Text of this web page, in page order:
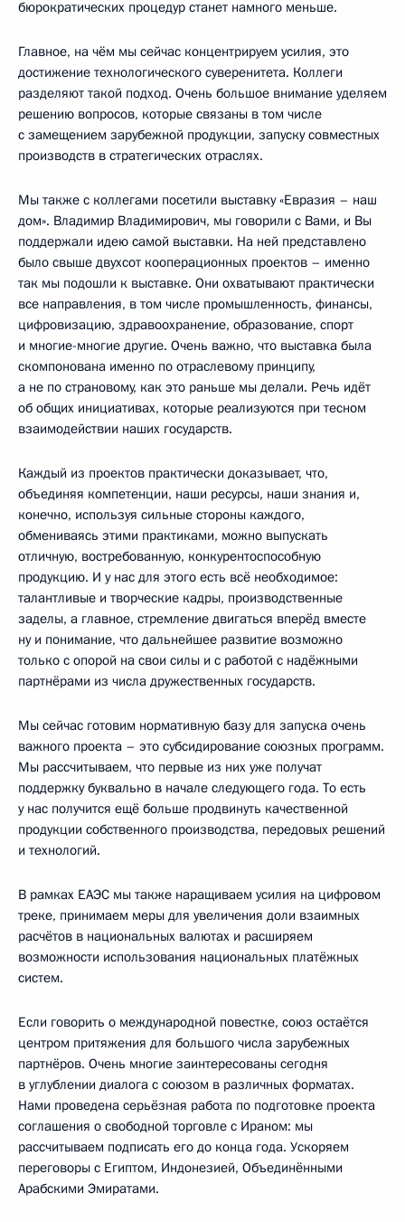
бюрократических процедур станет намного меньше.
Главное, на чём мы сейчас концентрируем усилия, это
достижение технологического суверенитета. Коллеги
разделяют такой подход. Очень большое внимание уделяем
решению вопросов, которые связаны в том числе
с замещением зарубежной продукции, запуску совместных
производств в стратегических отраслях.
Мы также с коллегами посетили выставку «Евразия – наш
дом». Владимир Владимирович, мы говорили с Вами, и Вы
поддержали идею самой выставки. На ней представлено
было свыше двухсот кооперационных проектов – именно
так мы подошли к выставке. Они охватывают практически
все направления, в том числе промышленность, финансы,
цифровизацию, здравоохранение, образование, спорт
и многие-многие другие. Очень важно, что выставка была
скомпонована именно по отраслевому принципу,
а не по страновому, как это раньше мы делали. Речь идёт
об общих инициативах, которые реализуются при тесном
взаимодействии наших государств.
Каждый из проектов практически доказывает, что,
объединяя компетенции, наши ресурсы, наши знания и,
конечно, используя сильные стороны каждого,
обмениваясь этими практиками, можно выпускать
отличную, востребованную, конкурентоспособную
продукцию. И у нас для этого есть всё необходимое:
талантливые и творческие кадры, производственные
заделы, а главное, стремление двигаться вперёд вместе
ну и понимание, что дальнейшее развитие возможно
только с опорой на свои силы и с работой с надёжными
партнёрами из числа дружественных государств.
Мы сейчас готовим нормативную базу для запуска очень
важного проекта – это субсидирование союзных программ.
Мы рассчитываем, что первые из них уже получат
поддержку буквально в начале следующего года. То есть
у нас получится ещё больше продвинуть качественной
продукции собственного производства, передовых решений
и технологий.
В рамках ЕАЭС мы также наращиваем усилия на цифровом
треке, принимаем меры для увеличения доли взаимных
расчётов в национальных валютах и расширяем
возможности использования национальных платёжных
систем.
Если говорить о международной повестке, союз остаётся
центром притяжения для большого числа зарубежных
партнёров. Очень многие заинтересованы сегодня
в углублении диалога с союзом в различных форматах.
Нами проведена серьёзная работа по подготовке проекта
соглашения о свободной торговле с Ираном: мы
рассчитываем подписать его до конца года. Ускоряем
переговоры с Египтом, Индонезией, Объединёнными
Арабскими Эмиратами.